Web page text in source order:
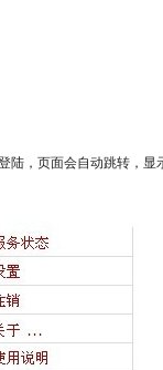
陆，页面会自动跳转，显